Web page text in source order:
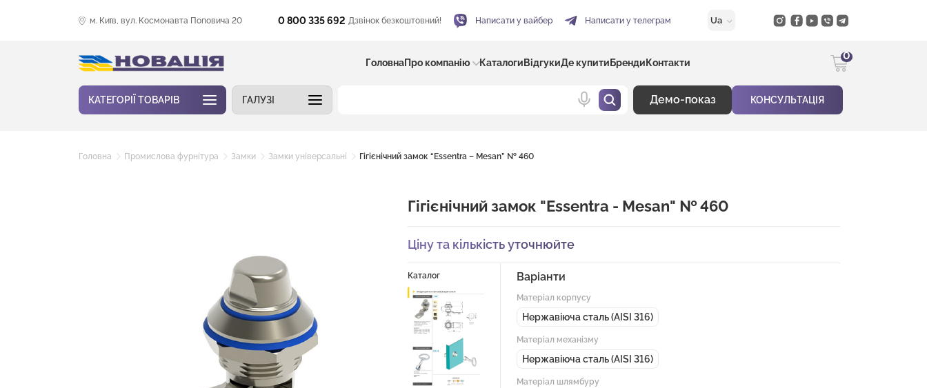
м. Київ, вул. Космонавта Поповича 20 0 800 335 692 Дзвінок безкоштовний! Написати у вайбер Написати у телеграм Ua
ГоловнаПро компанію Каталоги ВідгукиДе купити Бренди Контакти
0
КАТЕГОРІЇ ТОВАРІВ ГАЛУЗІ Демо-показ КОНСУЛЬТАЦІЯ
Головна Промислова фурнітура Замки Замки універсальні Гігієнічний замок “Essentra – Mesan” № 460
Гігієнічний замок "Essentra - Mesan" № 460
Ціну та кількість уточнюйте
Каталог Варіанти
Матеріал корпусу
Нержавіюча сталь (AISI 316)
Матеріал механізму
Нержавіюча сталь (AISI 316)
Матеріал шлямбуру